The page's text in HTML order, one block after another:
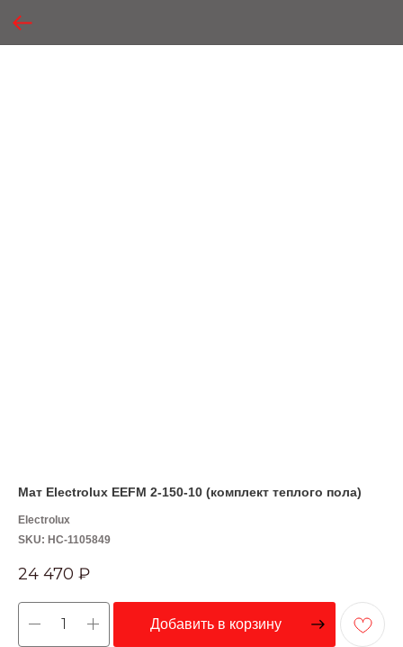
Мат Electrolux EEFM 2-150-10 (комплект теплого пола)
Electrolux
SKU: НС-1105849
24 470 ₽
Добавить в корзину